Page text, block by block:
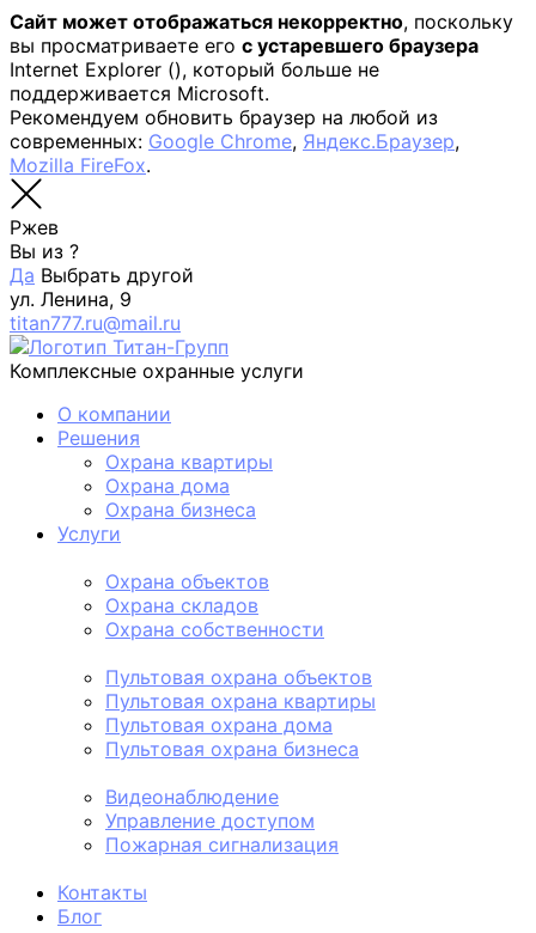
Сайт может отображаться некорректно, поскольку
вы просматриваете его с устаревшего браузера
Internet Explorer (), который больше не
поддерживается Microsoft.
Рекомендуем обновить браузер на любой из
современных: Google Chrome, Яндекс.Браузер,
Mozilla FireFox.
Ржев
Вы из ?
Да Выбрать другой
ул. Ленина, 9
titan777.ru@mail.ru
Комплексные охранные услуги
О компании
Решения
Охрана квартиры
Охрана дома
Охрана бизнеса
Услуги
Охрана объектов
Охрана складов
Охрана собственности
Пультовая охрана объектов
Пультовая охрана квартиры
Пультовая охрана дома
Пультовая охрана бизнеса
Видеонаблюдение
Управление доступом
Пожарная сигнализация
Контакты
Блог